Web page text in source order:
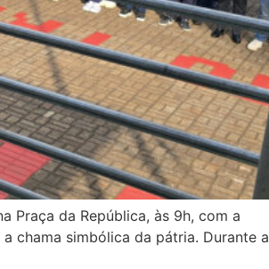
Praça da República, às 9h, com a
chama simbólica da pátria. Durante a